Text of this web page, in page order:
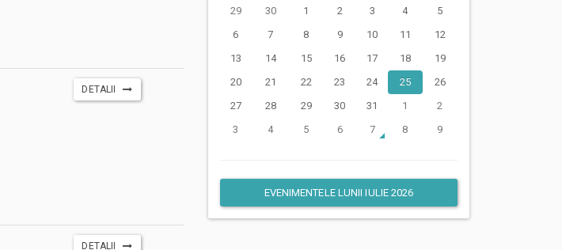
DETALII
DETALII
29
30 1 2 3 4
5
6
7 8 9 10 11
12
13
14 15 16 17 18
19
20
21 22 23 24 25
26
27
28 29 30 31 1
2
3
4 5 6 7 8 9
EVENIMENTELE LUNII IULIE 2026